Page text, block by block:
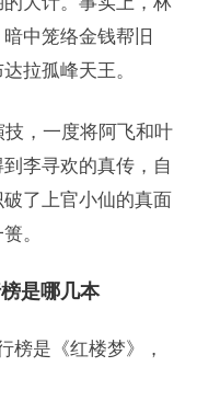
中笼络金钱帮旧
拉孤峰天王。
，一度将阿飞和叶
李寻欢的真传，自
了上官小仙的真面
。
是哪几本
榜是《红楼梦》，